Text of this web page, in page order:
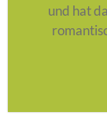
und hat